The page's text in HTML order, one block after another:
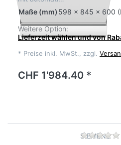
Maße (mm) 598 x 845 x 600
Weitere Option:
Lieferzeit wählen und von
* Preise inkl. MwSt., zzgl.
CHF 1'984.40 *
SIEMENS